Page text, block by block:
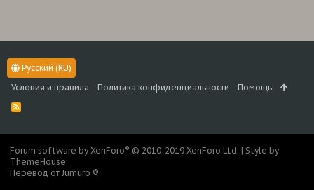
Русский (RU)
Условия и правила
Политика конфиденциальности Помощь
R
S
Forum software by XenForo® © 2010-2019 XenForo Ltd. | Style by
ThemeHouse
Перевод от Jumuro ®